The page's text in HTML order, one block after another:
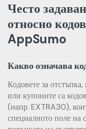
Често
относно
AppSumo
Какво означава
Кодовете за
или купоните са
(напр. EXTRA30),
специалното поле на